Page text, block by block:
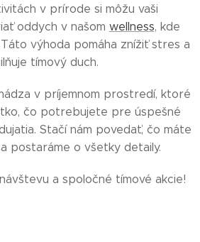
v prírode si môžu vaši
oddych v našom wellness, kde
Táto výhoda pomáha znížiť stres a
tímový duch.
v príjemnom prostredí, ktoré
čo potrebujete pre úspešné
Stačí nám povedať, čo máte
postaráme o všetky detaily.
a spoločné tímové akcie!